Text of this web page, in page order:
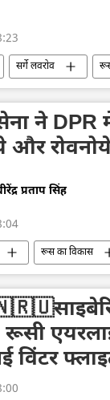
सर्गे लवरोव
ने DPR
और
प्रताप सिंह
रूस का विकास
सेवा (SBU)
ड्रोन
(MoD)
विंटर